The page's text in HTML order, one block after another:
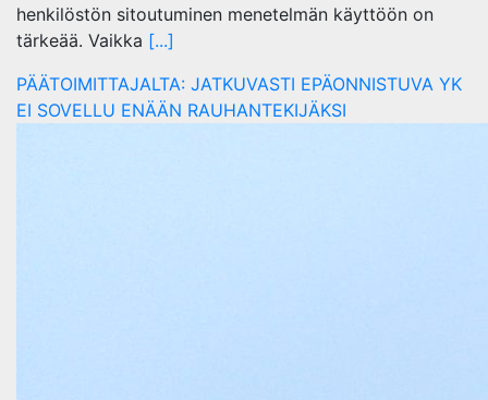
henkilöstön sitoutuminen menetelmän käyttöön on
tärkeää. Vaikka [...]
PÄÄTOIMITTAJALTA: JATKUVASTI EPÄONNISTUVA YK
EI SOVELLU ENÄÄN RAUHANTEKIJÄKSI